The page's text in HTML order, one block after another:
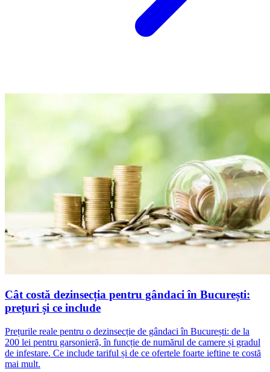
Cât costă dezinsecția pentru gândaci în București:
prețuri și ce include
Prețurile reale pentru o dezinsecție de gândaci în București: de la
200 lei pentru garsonieră, în funcție de numărul de camere și gradul
de infestare. Ce include tariful și de ce ofertele foarte ieftine te costă
mai mult.